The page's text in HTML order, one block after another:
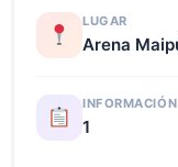
LUGAR
Arena
1